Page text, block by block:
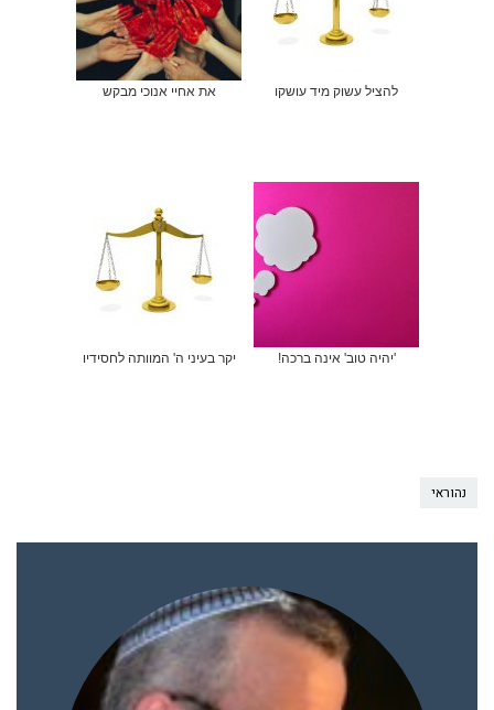
להציל עשוק מיד עושקו את אחיי אנוכי מבקש
'יהיה טוב' אינה ברכה! יקר בעיני ה' המוותה לחסידיו
נהוראי